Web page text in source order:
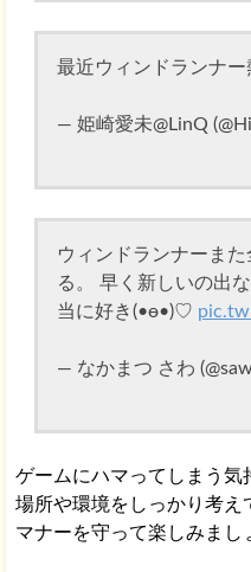
最近ウィンドランナー
— 姫崎愛未@LinQ
ウィンドランナーま
る。 早く新しいの出
当に好き(•ө•)♡
— なかまつ さわ
ゲームにハマってしまう気
場所や環境をしっかり考え
マナーを守って楽しみまし